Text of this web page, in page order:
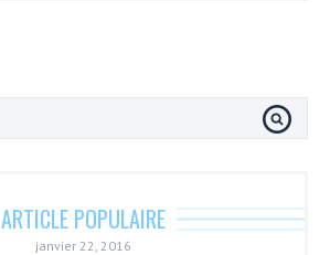
ARTICLE POPULAIRE
janvier 22, 2016